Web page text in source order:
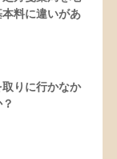
料に違いがあ
りに行かなか